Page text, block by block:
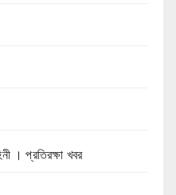
। প্রতিরক্ষা খবর